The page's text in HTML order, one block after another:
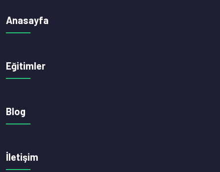
Anasayfa
Eğitimler
Blog
İletişim